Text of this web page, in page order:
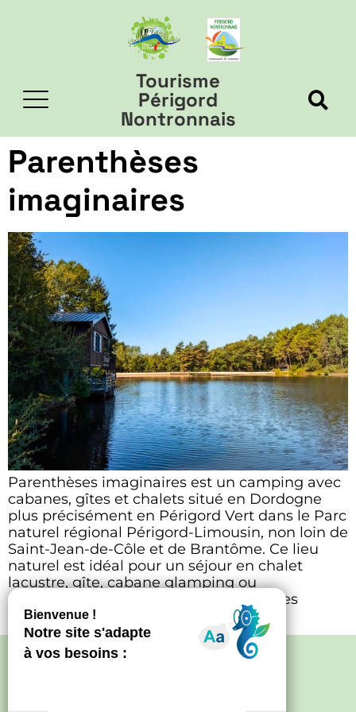
Tourisme
Périgord
Nontronnais
Parenthèses
imaginaires
Parenthèses imaginaires est un camping avec
cabanes, gîtes et chalets situé en Dordogne
plus précisément en Périgord Vert dans le Parc
naturel régional Périgord-Limousin, non loin de
Saint-Jean-de-Côle et de Brantôme. Ce lieu
naturel est idéal pour un séjour en chalet
lacustre, gîte, cabane glamping ou
emplacement pour un week-end ou des
vacances. La salle […]
Politique de confidentialité
Mentions